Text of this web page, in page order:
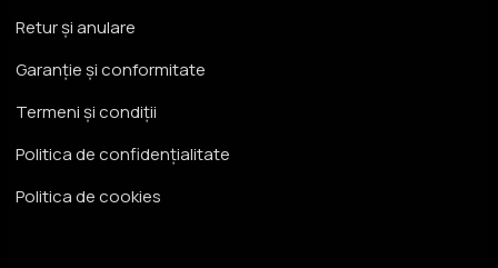
Retur și anulare
Garanție și conformitate
Termeni și condiții
Politica de confidențialitate
Politica de cookies